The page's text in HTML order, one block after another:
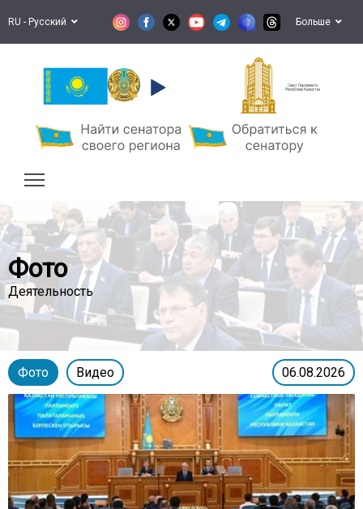
RU - Русский Больше
Сенат Парламента
Республики Казахстан
Фото
Деятельность
Фото Видео 06.08.2026